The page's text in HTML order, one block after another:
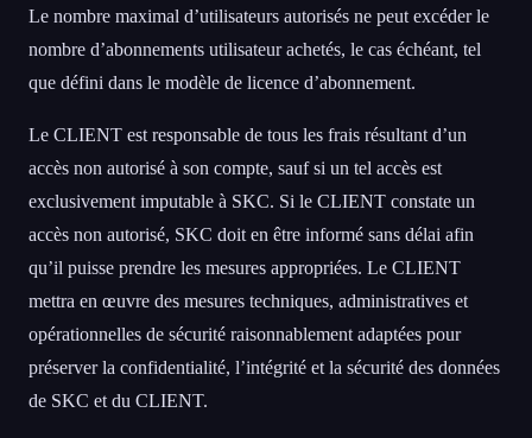
Le nombre maximal d’utilisateurs autorisés ne peut excéder le
nombre d’abonnements utilisateur achetés, le cas échéant, tel
que défini dans le modèle de licence d’abonnement.
Le CLIENT est responsable de tous les frais résultant d’un
accès non autorisé à son compte, sauf si un tel accès est
exclusivement imputable à SKC. Si le CLIENT constate un
accès non autorisé, SKC doit en être informé sans délai afin
qu’il puisse prendre les mesures appropriées. Le CLIENT
mettra en œuvre des mesures techniques, administratives et
opérationnelles de sécurité raisonnablement adaptées pour
préserver la confidentialité, l’intégrité et la sécurité des données
de SKC et du CLIENT.